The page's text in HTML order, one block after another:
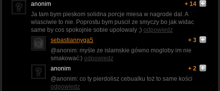
anonim
+ 14
Ja tam bym pieskom solidna porcje miesa w nagrode dal. A
wlasciwie to nie. Poprostu bym puscil ze smyczy bo jak widac
same by cos spokojnie sobie upolowaly ;) odpowiedz
sebastiannyga5
+ 3
@anonim: myśle ze islamskie gówno mogloby im nie
smakować:) odpowiedz
anonim
+ 2
@anonim: co ty pierdolisz cebualku toż to same kości
odpowiedz